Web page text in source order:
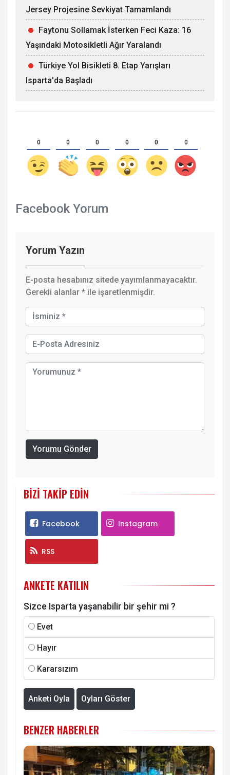
Jersey Projesine Sevkiyat Tamamlandı
Faytonu Sollamak İsterken Feci Kaza: 16
Yaşındaki Motosikletli Ağır Yaralandı
Türkiye Yol Bisikleti 8. Etap Yarışları
Isparta'da Başladı
0 0 0 0 0 0
Facebook Yorum
Yorum Yazın
E-posta hesabınız sitede yayımlanmayacaktır.
Gerekli alanlar * ile işaretlenmişdir.
Yorumu Gönder
BIZI TAKIP EDIN
Facebook Instagram
RSS
ANKETE KATILIN
Sizce Isparta yaşanabilir bir şehir mi ?
Evet
Hayır
Kararsızım
Anketi Oyla Oyları Göster
BENZER HABERLER